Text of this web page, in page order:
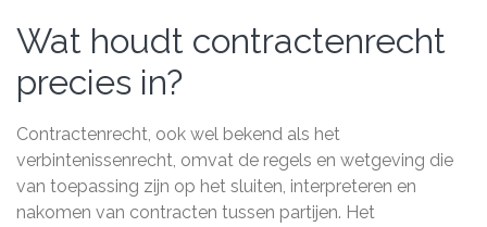
Wat houdt contractenrecht
precies in?
Contractenrecht, ook wel bekend als het
verbintenissenrecht, omvat de regels en wetgeving die
van toepassing zijn op het sluiten, interpreteren en
nakomen van contracten tussen partijen. Het